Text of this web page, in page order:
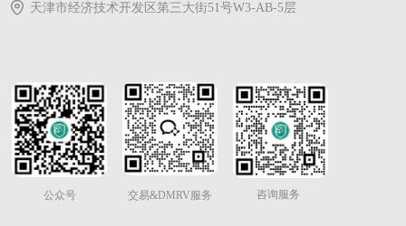
天津市经济技术开发区第三大街51号W3-AB-5层
交易&DMRV服务
公众号 咨询服务